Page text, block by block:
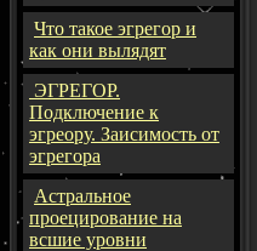
Что такое эгрегор и
как они вылядят
ЭГРЕГОР.
Подключение к
эгреору. Заисимость от
эгрегора
Астральное
проецирование на
всшие уровни